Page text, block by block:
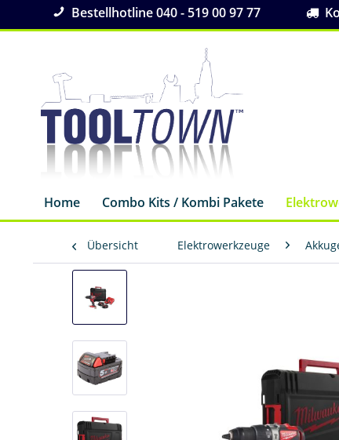
Bestellhotline 040 - 519 00 97 77
Home Combo Kits / Kombi Pakete
Übersicht Elektrowerkzeuge